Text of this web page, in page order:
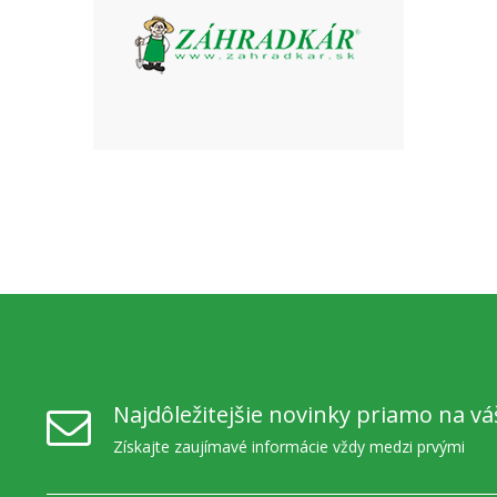
Najdôležitejšie novinky priamo na
Získajte zaujímavé informácie vždy medzi prvými